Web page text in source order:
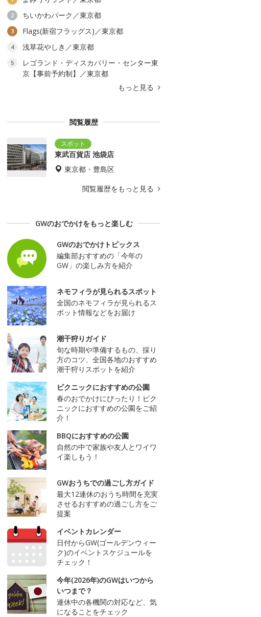
2 ちいかわパーク／東京都
3 Flags(新宿フラッグス)／東京都
4 浅草花やしき／東京都
5
レゴランド・ディスカバリー・センター東
京【事前予約制】／東京都
もっと見る
閲覧履歴
東武百貨店 池袋店
東京都・豊島区
閲覧履歴をもっと見る
GWのおでかけをもっと楽しむ
GWのおでかけトピックス
編集部おすすめの「今年の
GW」の楽しみ方を紹介
ネモフィラが見られるスポット
全国のネモフィラが見られるス
ポット情報などをお届け
潮干狩りガイド
旬な時期や準備するもの、採り
方のコツ、全国各地のおすすめ
潮干狩りスポットを紹介
ピクニックにおすすめの公園
春のおでかけにぴったり！ピク
ニックにおすすめの公園をご紹
介！
BBQにおすすめの公園
自然の中で家族や友人とワイワ
イ楽しもう！
GWおうちでの過ごし方ガイド
最大12連休のおうち時間を充実
させるおすすめの過ごし方をご
提案
イベントカレンダー
日付からGW(ゴールデンウィー
ク)のイベントスケジュールを
チェック！
今年(2026年)のGWはいつから
いつまで？
連休中の各機関の対応など、気
になることをチェック